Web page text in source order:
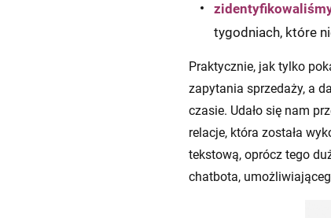
tygodniach, które
Praktycznie, jak tylko
zapytania sprzedaży, a
czasie. Udało się nam
relacje, która została
tekstową, oprócz tego
chatbota,